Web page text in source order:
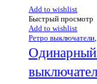
Add to wishlist
Быстрый просмотр
Add to wishlist
Ретро выключатели,
Одинарный